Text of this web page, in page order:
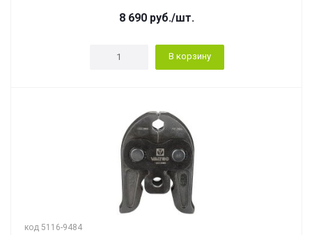
8 690 руб./шт.
В корзину
код 5116-9484